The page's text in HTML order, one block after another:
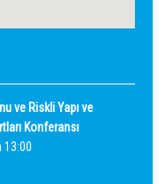
ve Riskli Yapı ve
Konferansı
13:00